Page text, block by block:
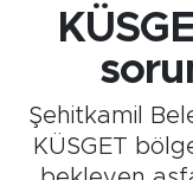
Şehitkamil
KÜSGET
Tüm
Son Dakika
Haber Arşivi